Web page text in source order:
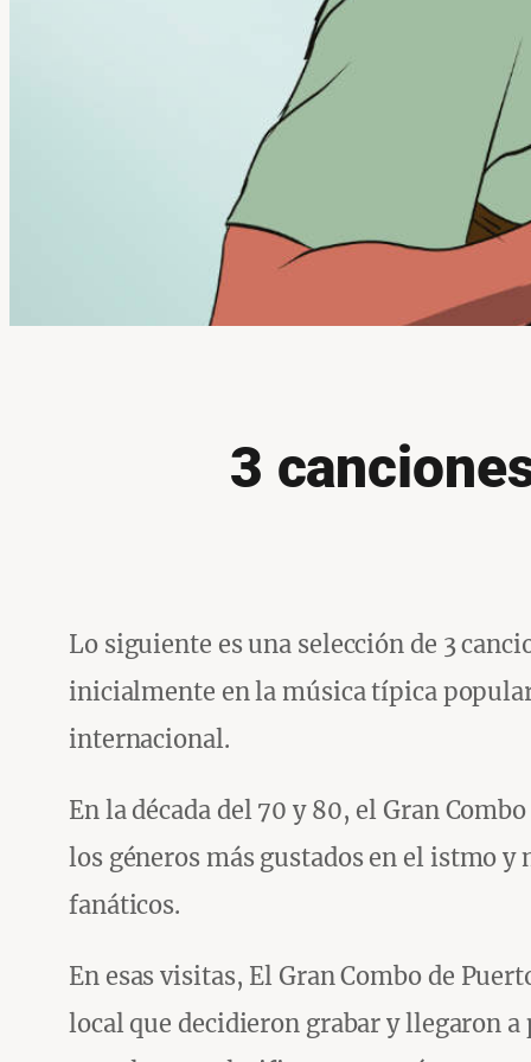
3
Lo siguiente es una selección de 3
inicialmente en la música típica
internacional.
En la década del 70 y 80, el Gran
los géneros más gustados en el istmo y
fanáticos.
En esas visitas, El Gran Combo de
local que decidieron grabar y llegaron